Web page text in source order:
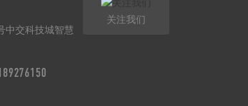
中交科技城智慧
关注我们